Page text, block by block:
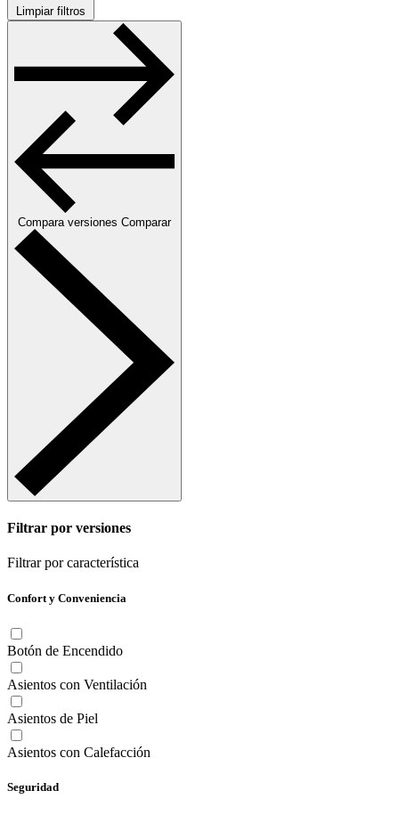
Limpiar filtros
Compara versiones Comparar
Filtrar por versiones
Filtrar por característica
Confort y Conveniencia
Botón de Encendido
Asientos con Ventilación
Asientos de Piel
Asientos con Calefacción
Seguridad